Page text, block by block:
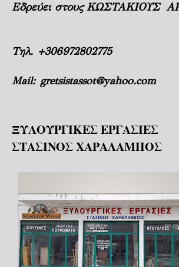
Εδρεύει στους ΚΩΣΤΑΚΙΟΥΣ
Τηλ. +306972802775
Mail: gretsistassot@yahoo.com
ΞΥΛΟΥΡΓΙΚΕΣ ΕΡΓΑΣΙΕΣ
ΣΤΑΣΙΝΟΣ ΧΑΡΑΛΑΜΠΟΣ